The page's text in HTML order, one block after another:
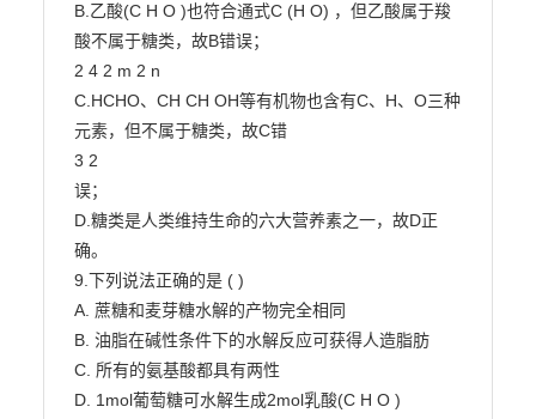
B.乙酸(C H O )也符合通式C (H O) ，但乙酸属于羧
酸不属于糖类，故B错误；
2 4 2 m 2 n
C.HCHO、CH CH OH等有机物也含有C、H、O三种
元素，但不属于糖类，故C错
3 2
误；
D.糖类是人类维持生命的六大营养素之一，故D正
确。
9.下列说法正确的是 ( )
A. 蔗糖和麦芽糖水解的产物完全相同
B. 油脂在碱性条件下的水解反应可获得人造脂肪
C. 所有的氨基酸都具有两性
D. 1mol葡萄糖可水解生成2mol乳酸(C H O )